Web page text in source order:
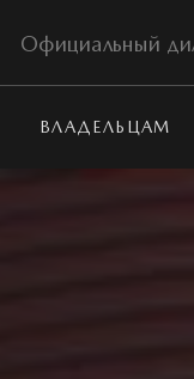
Официальный
ВЛАДЕЛЬЦАМ